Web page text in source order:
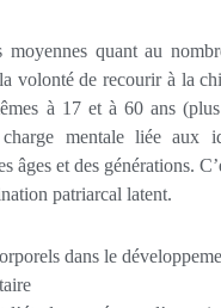
moyennes quant au
volonté de recourir à la
à 17 et à 60 ans
mentale liée aux
âges et des générations.
patriarcal latent.
dans le